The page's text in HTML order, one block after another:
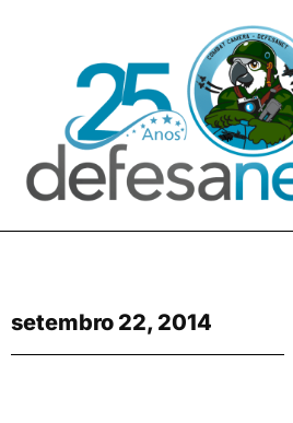
setembro 22, 2014